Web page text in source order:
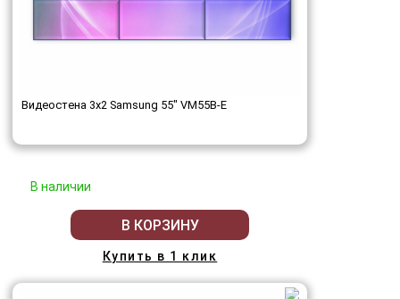
Видеостена 3x2 Samsung 55" VM55B-E
В наличии
В КОРЗИНУ
Купить в 1 клик